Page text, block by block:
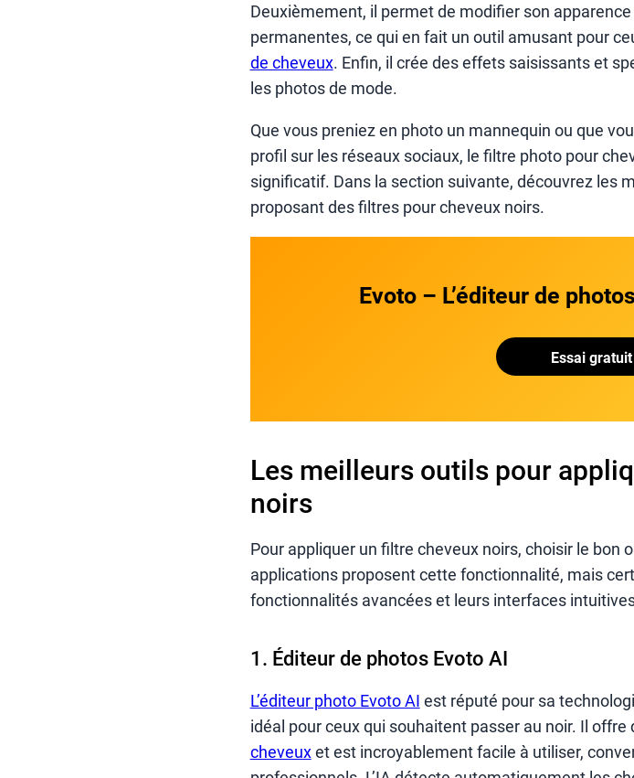
Deuxièmement, il permet de modifier son
permanentes, ce qui en fait un outil amusant pour
de cheveux. Enfin, il crée des effets saisissants et
les photos de mode.
Que vous preniez en photo un mannequin ou que
profil sur les réseaux sociaux, le filtre photo pour
significatif. Dans la section suivante, découvrez les
proposant des filtres pour cheveux noirs.
Evoto – L’éditeur de
Essai gratuit
Les meilleurs outils pour
noirs
Pour appliquer un filtre cheveux noirs, choisir le bon
applications proposent cette fonctionnalité, mais
fonctionnalités avancées et leurs interfaces
1. Éditeur de photos Evoto AI
L’éditeur photo Evoto AI est réputé pour sa
idéal pour ceux qui souhaitent passer au noir. Il offre
cheveuxet est incroyablement facile à utiliser,